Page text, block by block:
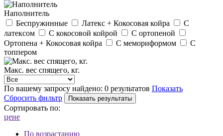
Наполнитель
Беспружинные
Латекс + Кокосовая койра
С
латексом
С кокосовой койрой
С ортопеной
Ортопена + Кокосовая койра
С мемориформом
С
топпером
Макс. вес спящего, кг.
По вашему запросу найдено: 0 результатов Показать
Сбросить фильтр
Сортировать по:
цене
По возрастанию